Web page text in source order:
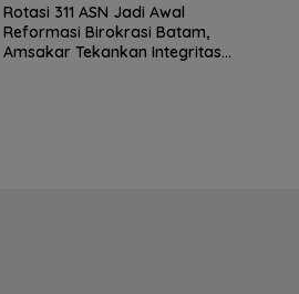
Rotasi 311 ASN Jadi Awal
Reformasi Birokrasi Batam,
Amsakar Tekankan Integritas